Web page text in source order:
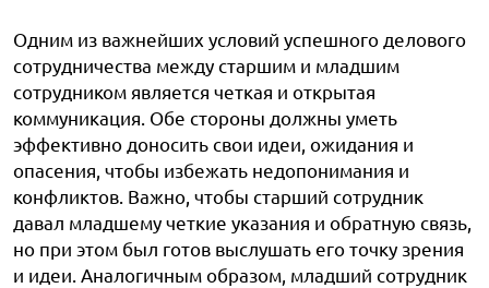
Одним из важнейших условий успешного делового
сотрудничества между старшим и младшим
сотрудником является четкая и открытая
коммуникация. Обе стороны должны уметь
эффективно доносить свои идеи, ожидания и
опасения, чтобы избежать недопонимания и
конфликтов. Важно, чтобы старший сотрудник
давал младшему четкие указания и обратную связь,
но при этом был готов выслушать его точку зрения
и идеи. Аналогичным образом, младший сотрудник